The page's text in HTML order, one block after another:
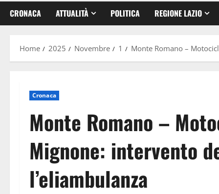
CRONACA ATTUALITÀ POLITICA REGIONE LAZIO
Home 2025 Novembre 1 Monte Romano –
Cronaca
Monte Romano –
Mignone: intervento
l’eliambulanza